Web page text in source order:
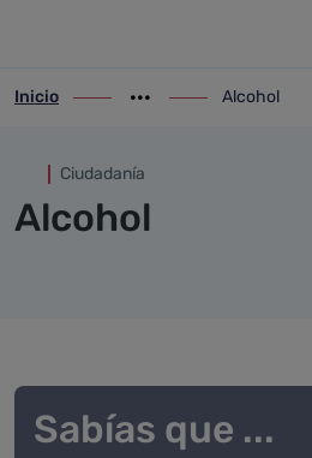
ir-a inicio
Inicio
Mostrar opciones
ir-a Alcohol
Alcohol
Ciudadanía
Alcohol
Sabías que ...